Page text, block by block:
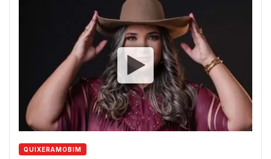
QUIXERAMOBIM